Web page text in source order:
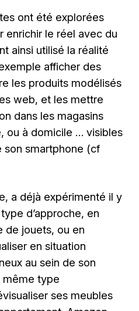
ont été explorées
enrichir le réel avec du
ainsi utilisé la réalité
afficher des
les produits modélisés
web, et les mettre
dans les magasins
ou à domicile … visibles
son smartphone (cf
a déjà expérimenté il y
d’approche, en
de jouets, ou en
en situation
au sein de son
même type
ses meubles